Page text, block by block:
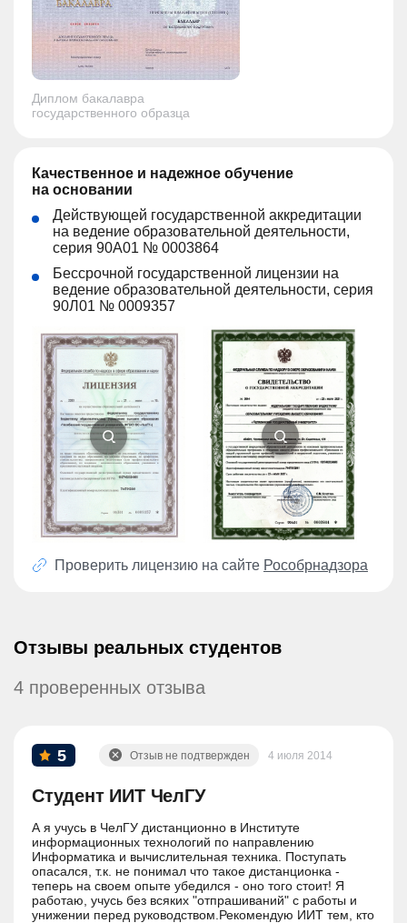
Диплом бакалавра
государственного образца
Качественное и надежное обучение
на основании
Действующей государственной аккредитации
на ведение образовательной деятельности,
серия 90А01 № 0003864
Бессрочной государственной лицензии на
ведение образовательной деятельности, серия
90Л01 № 0009357
Проверить лицензию на сайте Рособрнадзора
Отзывы реальных студентов
4 проверенных отзыва
5
Студент ИИТ ЧелГУ
4 июля 2014
Отзыв не подтвержден
А я учусь в ЧелГУ дистанционно в Институте
информационных технологий по направлению
Информатика и вычислительная техника. Поступать
опасался, т.к. не понимал что такое дистанционка -
теперь на своем опыте убедился - оно того стоит! Я
работаю, учусь без всяких "отпрашиваний" с работы и
унижении перед руководством.Рекомендую ИИТ тем, кто